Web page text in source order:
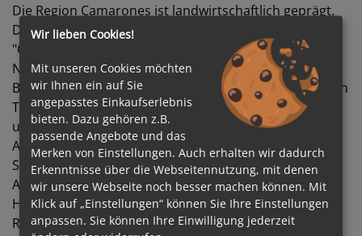
Die Region Camarones ist landwirtschaftlich geprägt.
Die Schafzuchten produzieren die weltberühmte
"Camarones Wolle". Sehenswert ist das in der
Nachbarschaft liegende Naturparadies Cabo Dos
Bahias Fauna Reserve mit seinen Stränden, der reichen
Tierwelt und einer grossen Pinguinkolonie. Für Angler
und Taucher ist Camarones ein kleines Paradies.
Alljährlich im Februar findet das Fiesta Nacional del
Salmon statt, ein bedeutender Hochsee-
Angelwettbewerb."Die Casa Vogel" ein schönes altes
Holzhaus - errichtet vom deutschen Zimmermann
Ricardo Vogel - kann besichtigt werden. Er gründete
Wir lieben Cookies!
Mit unseren Cookies möchten
wir Ihnen ein auf Sie
angepasstes Einkaufserlebnis
bieten. Dazu gehören z.B.
passende Angebote und das
Merken von Einstellungen. Auch erhalten wir dadurch
Erkenntnisse über die Webseitennutzung, mit denen
wir unsere Webseite noch besser machen können. Mit
Klick auf „Einstellungen“ können Sie Ihre Einstellungen
anpassen. Sie können Ihre Einwilligung jederzeit